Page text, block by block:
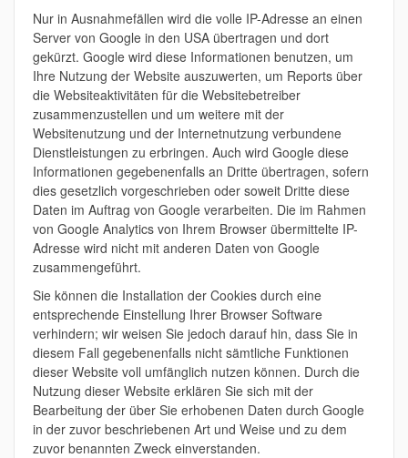
Nur in Ausnahmefällen wird die volle IP-Adresse an einen
Server von Google in den USA übertragen und dort
gekürzt. Google wird diese Informationen benutzen, um
Ihre Nutzung der Website auszuwerten, um Reports über
die Websiteaktivitäten für die Websitebetreiber
zusammenzustellen und um weitere mit der
Websitenutzung und der Internetnutzung verbundene
Dienstleistungen zu erbringen. Auch wird Google diese
Informationen gegebenenfalls an Dritte übertragen, sofern
dies gesetzlich vorgeschrieben oder soweit Dritte diese
Daten im Auftrag von Google verarbeiten. Die im Rahmen
von Google Analytics von Ihrem Browser übermittelte IP-
Adresse wird nicht mit anderen Daten von Google
zusammengeführt.
Sie können die Installation der Cookies durch eine
entsprechende Einstellung Ihrer Browser Software
verhindern; wir weisen Sie jedoch darauf hin, dass Sie in
diesem Fall gegebenenfalls nicht sämtliche Funktionen
dieser Website voll umfänglich nutzen können. Durch die
Nutzung dieser Website erklären Sie sich mit der
Bearbeitung der über Sie erhobenen Daten durch Google
in der zuvor beschriebenen Art und Weise und zu dem
zuvor benannten Zweck einverstanden.